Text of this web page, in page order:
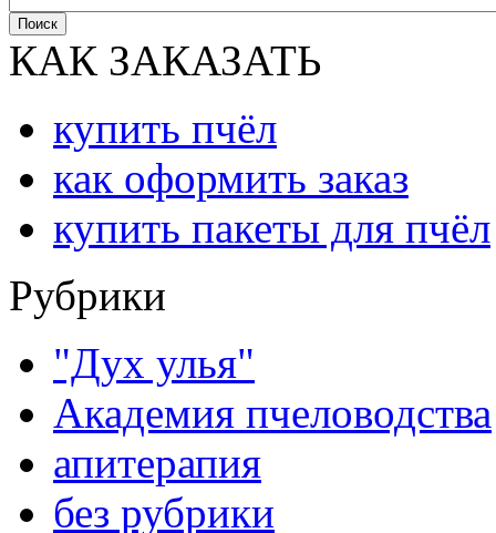
Поиск
КАК ЗАКАЗАТЬ
купить пчёл
как оформить заказ
купить пакеты для пчёл
Рубрики
"Дух улья"
Академия пчеловодства
апитерапия
без рубрики